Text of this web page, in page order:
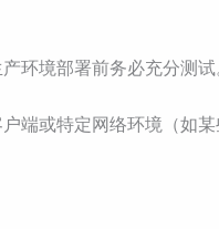
环境部署前务必充分测试
端或特定网络环境（如